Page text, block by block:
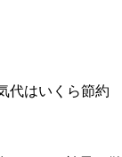
代はいくら節約